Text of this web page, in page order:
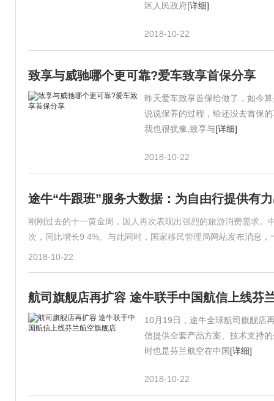
区人民政府[详细]
2018-10-22
致享与威驰哪个更可靠?爱车致享首保分享
昨天爱车致享首保给做了，如今
说说保养的过程，给还没去首保
我也很犹豫,致享与[详细]
2018-10-22
途牛“牛跟班”服务大数据：为自由行提供有
刚刚过去的十一黄金周，国人再次表现出强烈的旅游消费需求
次，同比增长9 4%。与此同时，国家移民管理局网站发布消息
2018-10-22
航司旗舰店再扩容 途牛联手中国航信上线芬
10月19日，途牛全球航司旗舰店
信提供全套产品方案、技术支持
时也是芬兰航空在中国[详细]
2018-10-22